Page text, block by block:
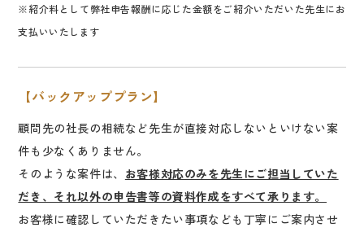
※紹介料として弊社申告報酬に応じた金額をご紹介いただいた先生にお
支払いいたします
【バックアッププラン】
顧問先の社長の相続など先生が直接対応しないといけない案
件も少なくありません。
そのような案件は、 お客様対応のみを先生にご担当していた
だき、それ以外の申告書等の資料作成をすべて承ります。
お客様に確認していただきたい事項なども丁寧にご案内させ